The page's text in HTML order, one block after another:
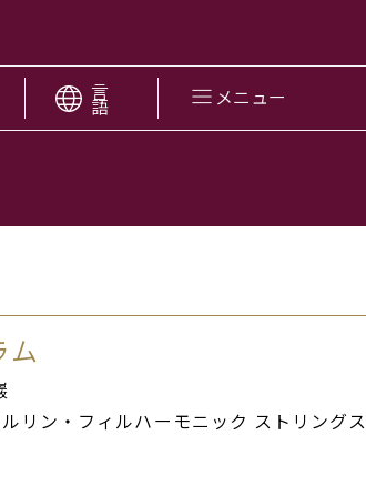
言
語 メニュー
ム
リン・フィルハーモニック ストリングス